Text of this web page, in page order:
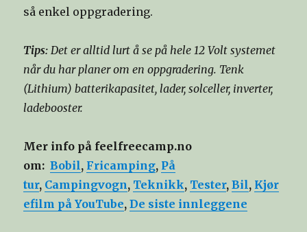
så enkel oppgradering.
Tips: Det er alltid lurt å se på hele 12 Volt systemet
når du har planer om en oppgradering. Tenk
(Lithium) batterikapasitet, lader, solceller, inverter,
ladebooster.
Mer info på feelfreecamp.no
om: Bobil, Fricamping, På
tur, Campingvogn, Teknikk, Tester,Bil, Kjør
efilm på YouTube,De siste innleggene